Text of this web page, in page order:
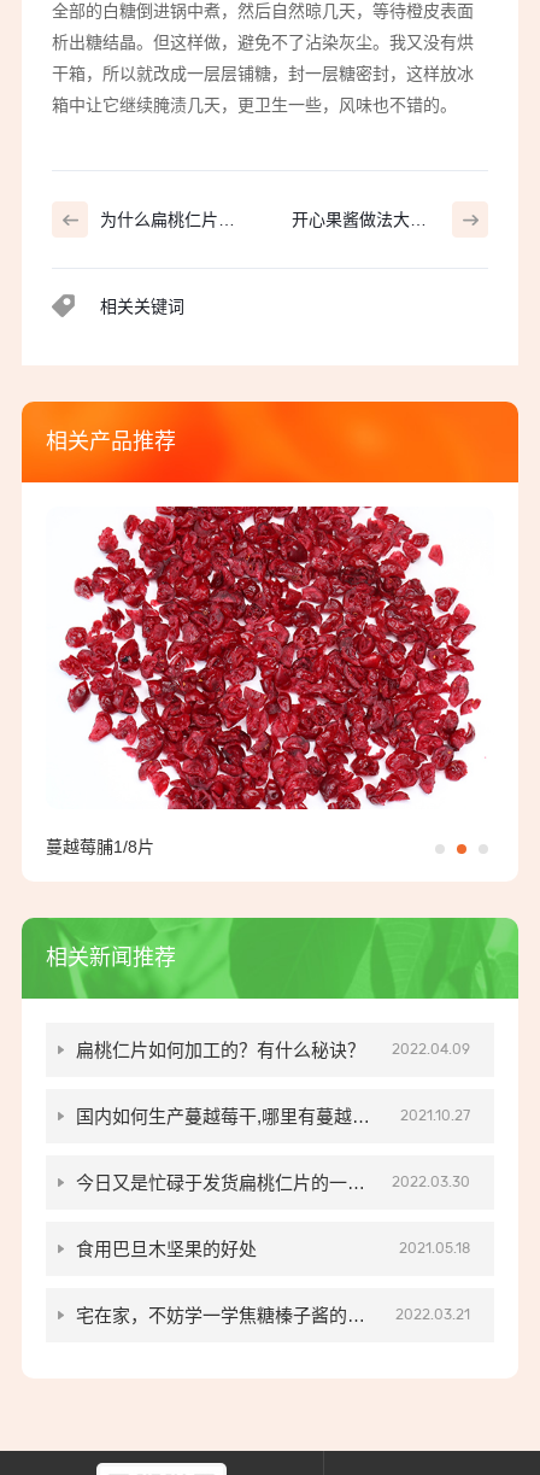
全部的白糖倒进锅中煮，然后自然晾几天，等待橙皮表面
析出糖结晶。但这样做，避免不了沾染灰尘。我又没有烘
干箱，所以就改成一层层铺糖，封一层糖密封，这样放冰
箱中让它继续腌渍几天，更卫生一些，风味也不错的。
为什么扁桃仁片那
开心果酱做法大揭
相关关键词
相关产品推荐
蔓越莓脯1/8片
相关新闻推荐
扁桃仁片如何加工的？有什么秘诀？ 2022.04.09
国内如何生产蔓越莓干,哪里有蔓越莓
干批发厂家
2021.10.27
今日又是忙碌于发货扁桃仁片的一天
~
2022.03.30
食用巴旦木坚果的好处 2021.05.18
宅在家，不妨学一学焦糖榛子酱的制 2022.03.21